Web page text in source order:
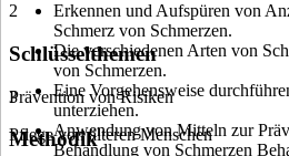
Erkennen und Aufspüren von
Schmerz von Schmerzen.
Die verschiedenen Arten von
von Schmerzen.
Eine Vorgehensweise
unterziehen.
Anwendung von Mitteln zur
Behandlung von Schmerzen
2
Schlüsselthemen
Prävention von Risiken
Pflege von älteren Menschen
3
Methodik